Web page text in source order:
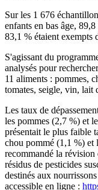
Sur les 1 676
enfants en bas âge,
83,1 % étaient exempts
S'agissant du
analysés pour
11 aliments : pommes,
tomates, seigle, vin, lait
Les taux de
les pommes (2,7 %) et
présentait le plus faible
chou pommé (1,1 %) et
recommandé la révision
résidus de pesticides
destinés aux
accessible en ligne :